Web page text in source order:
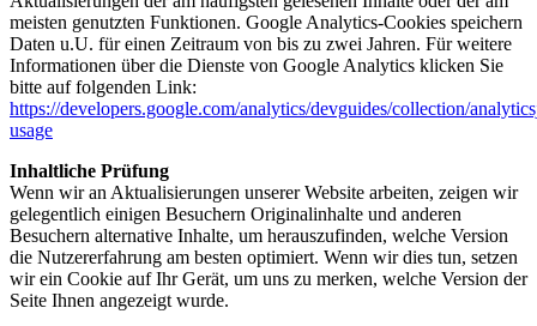
meisten genutzten Funktionen. Google Analytics-Cookies speichern
Daten u.U. für einen Zeitraum von bis zu zwei Jahren. Für weitere
Informationen über die Dienste von Google Analytics klicken Sie
bitte auf folgenden Link:
https://developers.google.com/analytics/devguides/collection/
usage
Inhaltliche Prüfung
Wenn wir an Aktualisierungen unserer Website arbeiten, zeigen wir
gelegentlich einigen Besuchern Originalinhalte und anderen
Besuchern alternative Inhalte, um herauszufinden, welche Version
die Nutzererfahrung am besten optimiert. Wenn wir dies tun, setzen
wir ein Cookie auf Ihr Gerät, um uns zu merken, welche Version der
Seite Ihnen angezeigt wurde.